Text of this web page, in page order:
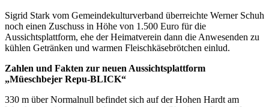
Sigrid Stark vom Gemeindekulturverband überreichte Werner Schuh
noch einen Zuschuss in Höhe von 1.500 Euro für die
Aussichtsplattform, ehe der Heimatverein dann die Anwesenden zu
kühlen Getränken und warmen Fleischkäsebrötchen einlud.
Zahlen und Fakten zur neuen Aussichtsplattform
„Müeschbejer Repu-BLICK“
330 m über Normalnull befindet sich auf der Hohen Hardt am